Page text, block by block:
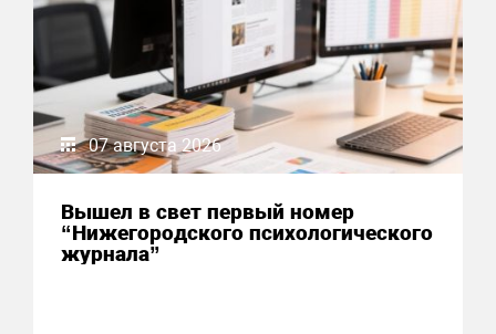
07 августа 2026
Вышел в свет первый номер
“Нижегородского психологического
журнала”